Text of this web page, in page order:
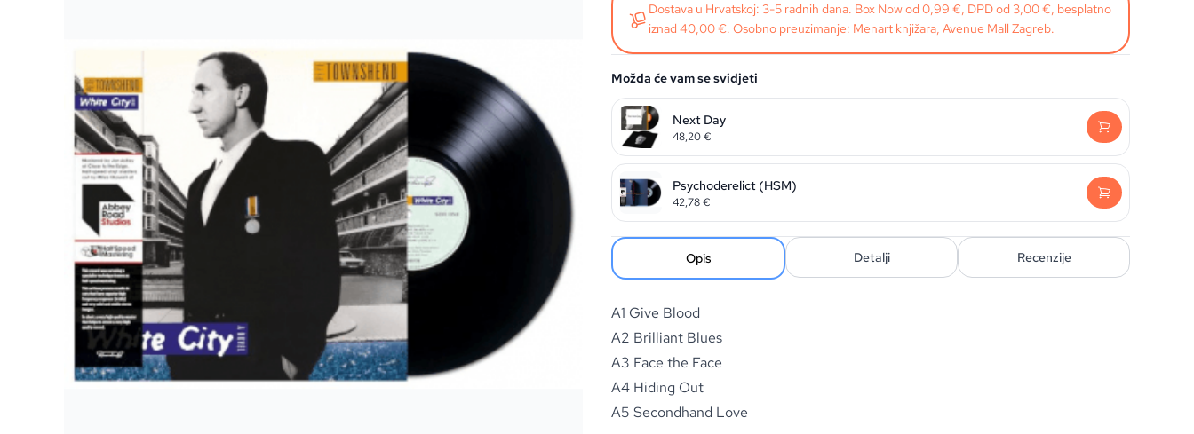
Dostava u Hrvatskoj: 3-5 radnih dana. Box Now od 0,99 €, DPD od 3,00 €, besplatno
iznad 40,00 €. Osobno preuzimanje: Menart knjižara, Avenue Mall Zagreb.
Možda će vam se svidjeti
Next Day
48,20€
Psychoderelict (HSM)
42,78€
Opis Detalji Recenzije
A1 Give Blood
A2 Brilliant Blues
A3 Face the Face
A4 Hiding Out
A5 Secondhand Love